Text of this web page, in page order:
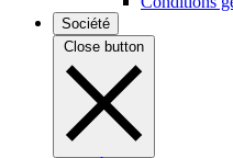
Société
Close button